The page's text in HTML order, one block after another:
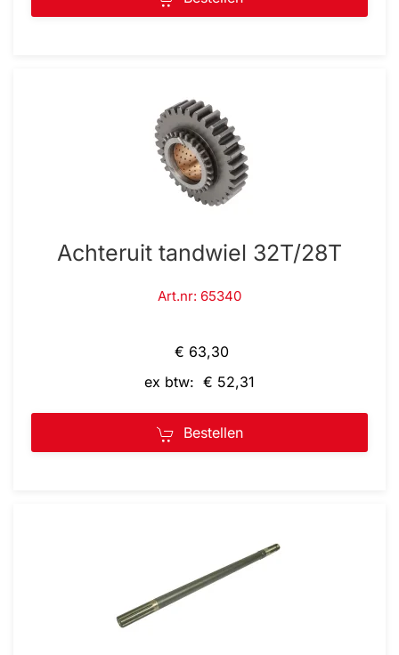
Achteruit tandwiel 32T/28T
Art.nr: 65340
€ 63,30
ex btw: € 52,31
Bestellen